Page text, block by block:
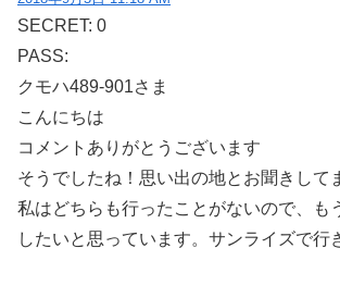
SECRET: 0
PASS:
クモハ489-901さま
こんにちは
コメントありがとうございます
そうでしたね！思い出の地とお聞きして
私はどちらも行ったことがないので、も
したいと思っています。サンライズで行